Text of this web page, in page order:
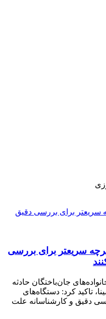
سریعتر برای بررسی
جان‌باختگان حادثه
تاکید کرد: دستگاه‌های
دقیق و کارشناسانه علت